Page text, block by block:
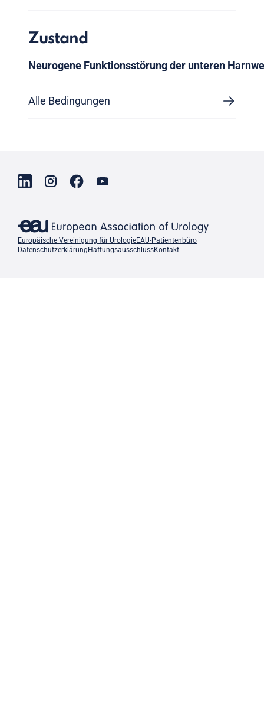
Zustand
Neurogene Funktionsstörung der unteren
Alle Bedingungen
Europäische Vereinigung für UrologieEAU-Patientenbüro
Datenschutzerklärung HaftungsausschlussKontakt